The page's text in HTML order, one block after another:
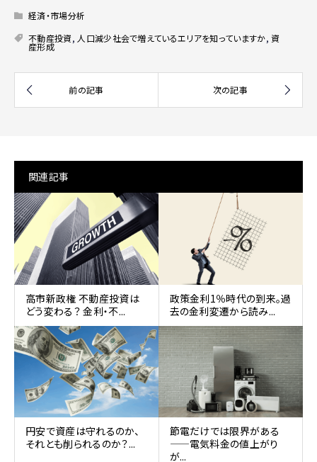
経済・市場分析
不動産投資, 人口減少社会で増えているエリアを知っていますか,資
産形成
関連記事
高市新政権 不動産投資は
どう変わる？ 金利・不...
政策金利1％時代の到来。過
去の金利変遷から読み...
円安で資産は守れるのか、
それとも削られるのか？...
節電だけでは限界がある
——電気料金の値上がり
が...